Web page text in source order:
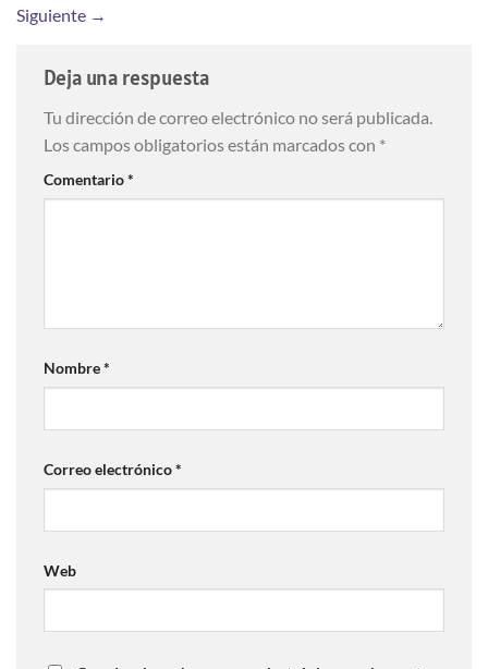
Siguiente →
Deja una respuesta
Tu dirección de correo electrónico no será publicada.
Los campos obligatorios están marcados con *
Comentario*
Nombre*
Correo electrónico*
Web